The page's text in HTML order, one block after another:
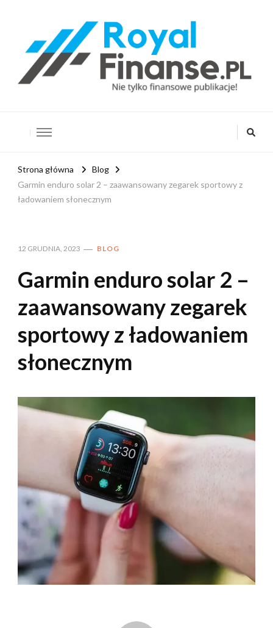
Strona główna
Blog
Garmin enduro solar 2 – zaawansowany zegarek sportowy z
ładowaniem słonecznym
12 GRUDNIA, 2023 BLOG
Garmin enduro solar 2 –
zaawansowany zegarek
sportowy z ładowaniem
słonecznym